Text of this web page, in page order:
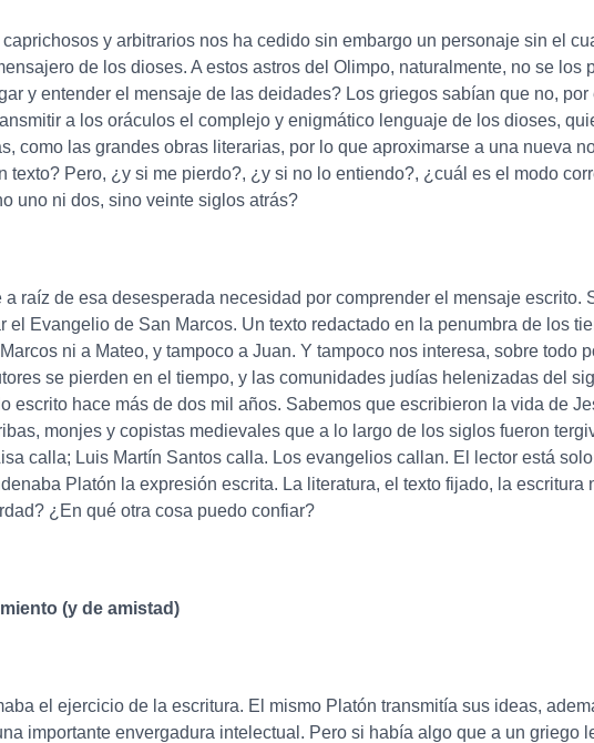
y arbitrarios nos ha cedido sin embargo un personaje sin el
de los dioses. A estos astros del Olimpo, naturalmente, no se
y entender el mensaje de las deidades? Los griegos sabían que no,
a los oráculos el complejo y enigmático lenguaje de los dioses,
como las grandes obras literarias, por lo que aproximarse a una nueva
Pero, ¿y si me pierdo?, ¿y si no lo entiendo?, ¿cuál es el modo
uno ni dos, sino veinte siglos atrás?
raíz de esa desesperada necesidad por comprender el mensaje escrito.
Evangelio de San Marcos. Un texto redactado en la penumbra de los
ni a Mateo, y tampoco a Juan. Y tampoco nos interesa, sobre todo
se pierden en el tiempo, y las comunidades judías helenizadas del
escrito hace más de dos mil años. Sabemos que escribieron la vida de
monjes y copistas medievales que a lo largo de los siglos fueron
calla; Luis Martín Santos calla. Los evangelios callan. El lector está
Platón la expresión escrita. La literatura, el texto fijado, la
¿En qué otra cosa puedo confiar?
(y de amistad)
el ejercicio de la escritura. El mismo Platón transmitía sus ideas,
importante envergadura intelectual. Pero si había algo que a un griego